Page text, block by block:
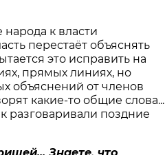
к власти
перестаёт объяснять
это исправить на
прямых линиях, но
объяснений от членов
какие-то общие слова...
разговаривали поздние
Знаете, что